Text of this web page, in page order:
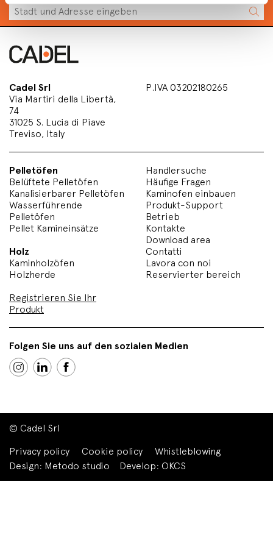
Cadel Srl
Via Martiri della Libertà,
74
31025 S. Lucia di Piave
Treviso, Italy
P.IVA 03202180265
Pelletöfen
Belüftete Pelletöfen
Kanalisierbarer Pelletöfen
Wasserführende
Pelletöfen
Pellet Kamineinsätze
Holz
Kaminholzöfen
Holzherde
Registrieren Sie Ihr
Produkt
Handlersuche
Häufige Fragen
Kaminofen einbauen
Produkt-Support
Betrieb
Kontakte
Download area
Contatti
Lavora con noi
Reservierter bereich
Folgen Sie uns auf den sozialen Medien
© Cadel Srl
Privacy policy
Cookie policy
Whistleblowing
Design: Metodo studio Develop: OKCS